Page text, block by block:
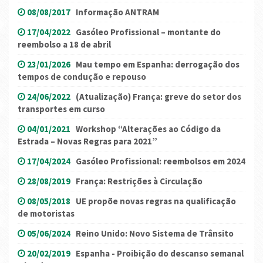
08/08/2017 Informação ANTRAM
17/04/2022 Gasóleo Profissional – montante do
reembolso a 18 de abril
23/01/2026 Mau tempo em Espanha: derrogação dos
tempos de condução e repouso
24/06/2022 (Atualização) França: greve do setor dos
transportes em curso
04/01/2021 Workshop “Alterações ao Código da
Estrada – Novas Regras para 2021”
17/04/2024 Gasóleo Profissional: reembolsos em 2024
28/08/2019 França: Restrições à Circulação
08/05/2018 UE propõe novas regras na qualificação
de motoristas
05/06/2024 Reino Unido: Novo Sistema de Trânsito
20/02/2019 Espanha - Proibição do descanso semanal